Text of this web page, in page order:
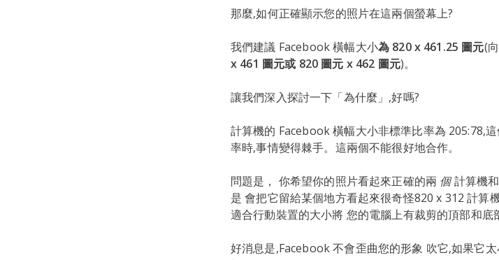
那麼,如何正確顯示您的照片在這兩個螢幕上?
我們建議 Facebook 橫幅大小為 820 x 461.25 圖元(
x 461 圖元或 820 圖元 x 462 圖元)。
讓我們深入探討一下「為什麼」,好嗎?
計算機的 Facebook 橫幅大小非標準比率為 205:78,
率時,事情變得棘手。這兩個不能很好地合作。
問題是， 你希望你的照片看起來正確的兩 個計算機
是 會把它留給某個地方看起來很奇怪820 x 312 計算
適合行動裝置的大小將 您的電腦上有裁剪的頂部和底
好消息是,Facebook 不會歪曲您的形象 吹它,如果它